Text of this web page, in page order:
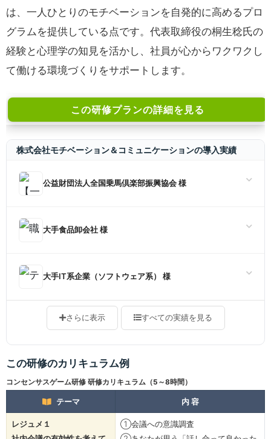
は、一人ひとりのモチベーションを自発的に高めるプロ
グラムを提供している点です。代表取締役の桐生稔氏の
経験と心理学の知見を活かし、社員が心からワクワクし
て働ける環境づくりをサポートします。
この研修プランの詳細を見る
株式会社モチベーション＆コミュニケーションの導入実績
公益財団法人全国乗馬倶楽部振興協会 様
大手食品卸会社 様
大手IT系企業（ソフトウェア系） 様
さらに表示 すべての実績を見る
この研修のカリキュラム例
コンセンサスゲーム研修 研修カリキュラム（5～8時間）
テーマ 内 容
レジュメ１
①会議への意識調査